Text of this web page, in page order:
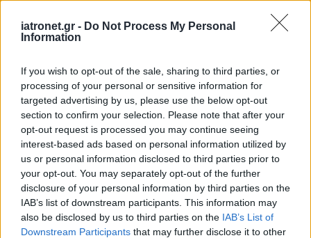
iatronet.gr - Do Not Process My Personal
Information
If you wish to opt-out of the sale, sharing to third parties, or
processing of your personal or sensitive information for
targeted advertising by us, please use the below opt-out
section to confirm your selection. Please note that after your
opt-out request is processed you may continue seeing
interest-based ads based on personal information utilized by
us or personal information disclosed to third parties prior to
your opt-out. You may separately opt-out of the further
disclosure of your personal information by third parties on the
IAB’s list of downstream participants. This information may
also be disclosed by us to third parties on the IAB’s List of
Downstream Participants that may further disclose it to other
Ειδήσεις υγείας σήμερα
2,5 δισ. δολαρίων από ώριμα προϊόντα,
προμήθειες και αλυσίδα εφοδιασμού
Με Ιδιωτική Πρωτοβουλία το πρώτο φαρμακείο
στον Αγιο Ευστράτιο
Γιατί θα φωταγωγηθεί συμβολικά η Βουλή των
Ελλήνων